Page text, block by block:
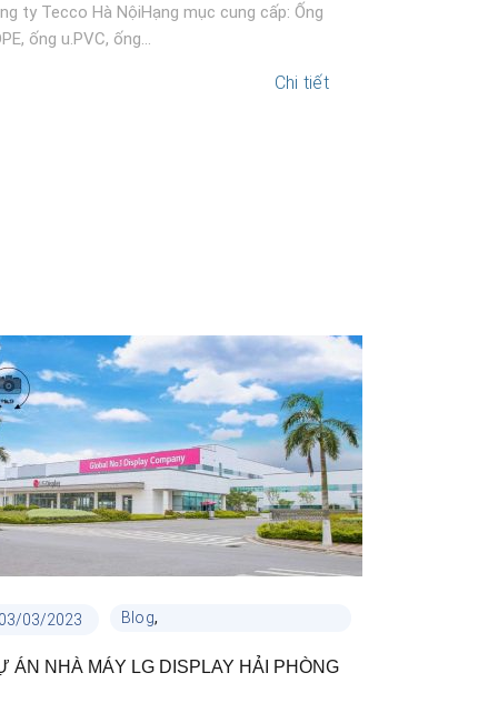
ty Tecco Hà NộiHạng mục cung cấp: Ống
ống u.PVC, ống...
Chi tiết
03/03/2023 Blog,
Phát
ÁN NHÀ MÁY LG DISPLAY HẢI PHÒNG